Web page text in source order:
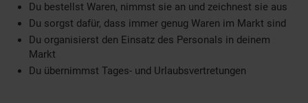
Du bestellst Waren, nimmst sie an und zeichnest sie aus
Du sorgst dafür, dass immer genug Waren im Markt sind
Du organisierst den Einsatz des Personals in deinem
Markt
Du übernimmst Tages- und Urlaubsvertretungen